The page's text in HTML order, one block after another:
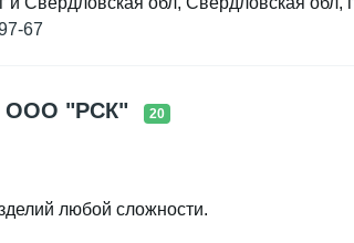
67
ООО "РСК" 20
любой сложности.